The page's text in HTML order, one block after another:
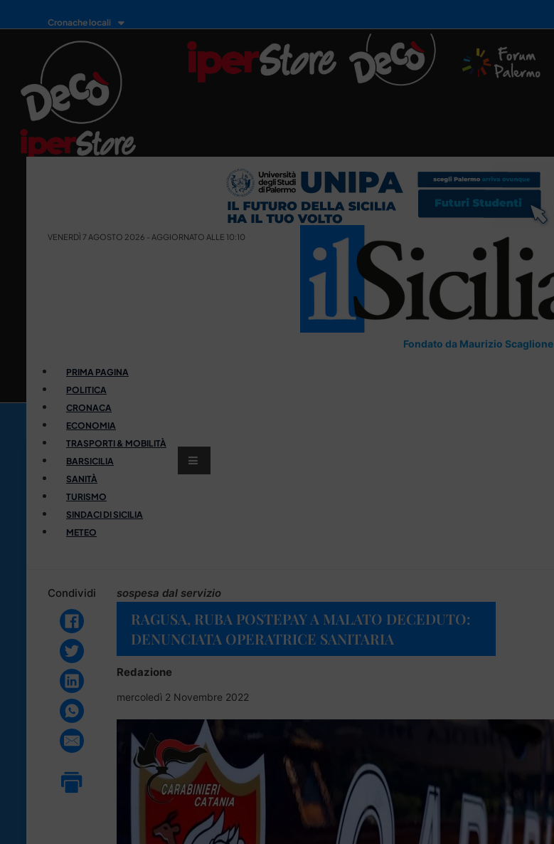
Cronache locali
VENERDÌ 7 AGOSTO 2026 - AGGIORNATO ALLE 10:10
Fondato da Maurizio Scaglione
PRIMA PAGINA
POLITICA
CRONACA
ECONOMIA
TRASPORTI & MOBILITÀ
BARSICILIA
SANITÀ
TURISMO
SINDACI DI SICILIA
METEO
Condividi sospesa dal servizio
RAGUSA, RUBA POSTEPAY A MALATO DECEDUTO:
DENUNCIATA OPERATRICE SANITARIA
Redazione
mercoledì 2 Novembre 2022